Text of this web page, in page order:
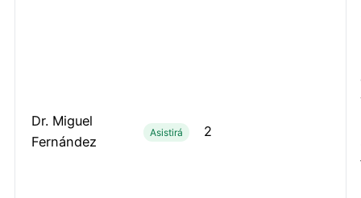
Dr. Miguel
Fernández
Asistirá 2